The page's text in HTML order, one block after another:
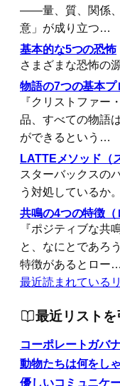
――量、質、関係
意」が成り立つ…
基本的な5つの恐怖
さまざまな恐怖の
物語の7つの基本プ
『クリストファー
品、すべての物語
ができるという…
LATTEメソッド（
スターバックスの
う対処しているか。
共鳴の4つの特徴（
『ポジティブな共
と、なにとであろ
特徴があるとロー…
最近読まれている
最近リスト
コーポレートガバ
動物たちは何をし
優しいコミュニケ